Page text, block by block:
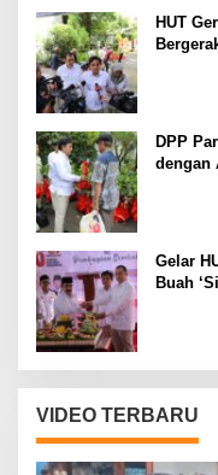
HUT
DPP
dengan
Gelar
Buah
VIDEO TERBARU